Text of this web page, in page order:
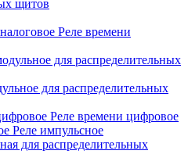
щитов
Реле времени
для распределительных
Реле времени цифровое
Реле импульсное